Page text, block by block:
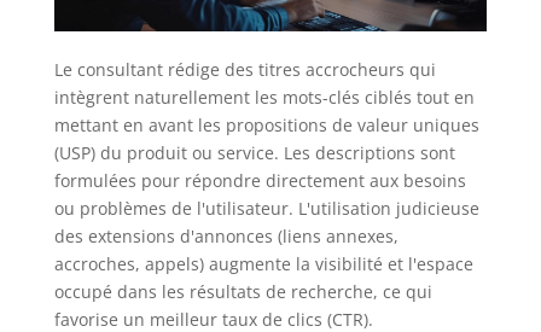
Le consultant rédige des titres accrocheurs qui
intègrent naturellement les mots-clés ciblés tout en
mettant en avant les propositions de valeur uniques
(USP) du produit ou service. Les descriptions sont
formulées pour répondre directement aux besoins
ou problèmes de l'utilisateur. L'utilisation judicieuse
des extensions d'annonces (liens annexes,
accroches, appels) augmente la visibilité et l'espace
occupé dans les résultats de recherche, ce qui
favorise un meilleur taux de clics (CTR).